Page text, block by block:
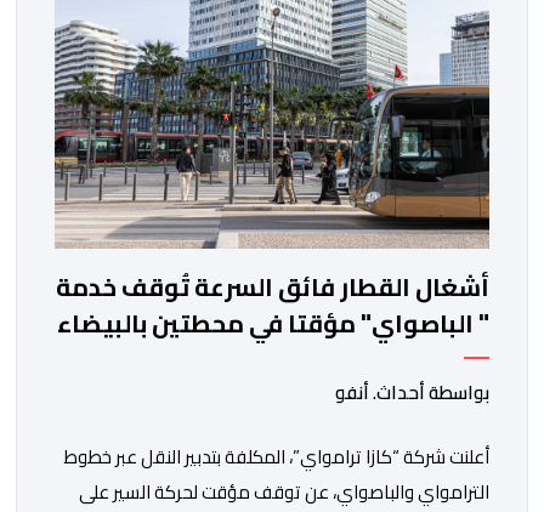
وتراكم الديون، والالتزامات الأسرية، وإكراهات العمل، ما […]
أشغال القطار فائق السرعة تُوقف خدمة
" الباصواي" مؤقتا في محطتين بالبيضاء
بواسطة أحداث. أنفو
أعلنت شركة “كازا ترامواي”، المكلفة بتدبير النقل عبر خطوط
الترامواي والباصواي، عن توقف مؤقت لحركة السير على